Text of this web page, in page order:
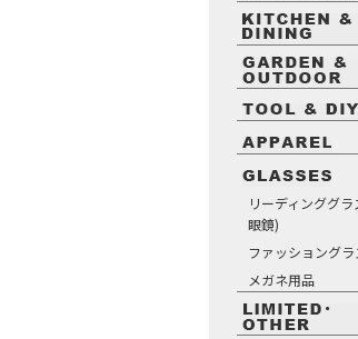
リーディンググラ
眼鏡)
ファッショングラ
メガネ用品